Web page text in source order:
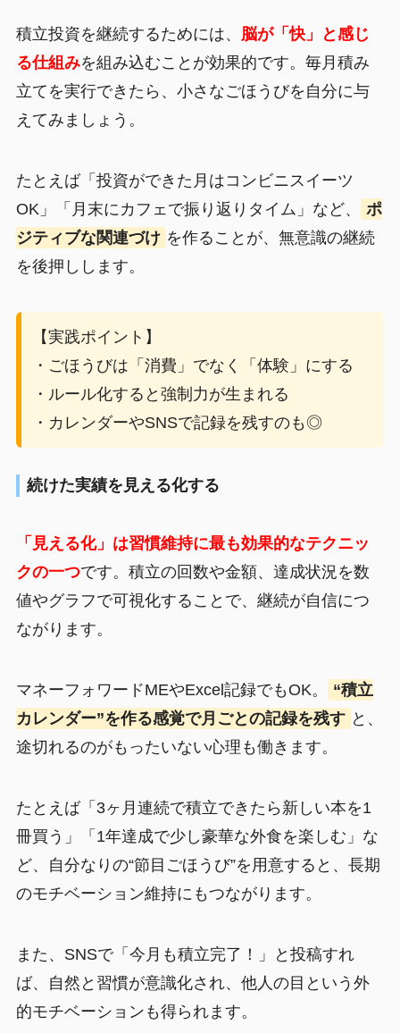
積立投資を継続するためには、 脳が「快」と感じ
る仕組みを組み込むことが効果的です。毎月積み
立てを実行できたら、小さなごほうびを自分に与
えてみましょう。
たとえば「投資ができた月はコンビニスイーツ
OK」「月末にカフェで振り返りタイム」など、
ポ
ジティブな関連づけ を作ることが、無意識の継続
を後押しします。
【実践ポイント】
・ごほうびは「消費」でなく「体験」にする
・ルール化すると強制力が生まれる
・カレンダーやSNSで記録を残すのも◎
続けた実績を見える化する
「見える化」は習慣維持に最も効果的なテクニッ
クの一つです。積立の回数や金額、達成状況を数
値やグラフで可視化することで、継続が自信につ
ながります。
マネーフォワードMEやExcel記録でもOK。
“積立
カレンダー”を作る感覚で月ごとの記録を残す と、
途切れるのがもったいない心理も働きます。
たとえば「3ヶ月連続で積立できたら新しい本を1
冊買う」「1年達成で少し豪華な外食を楽しむ」な
ど、自分なりの“節目ごほうび”を用意すると、長期
のモチベーション維持にもつながります。
また、SNSで「今月も積立完了！」と投稿すれ
ば、自然と習慣が意識化され、他人の目という外
的モチベーションも得られます。